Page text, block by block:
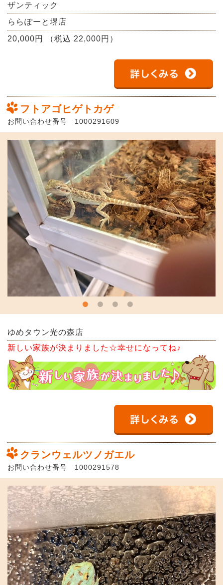
ザンティック
ららぽーと堺店
20,000円 （税込 22,000円）
フトアゴヒゲトカゲ
お問い合わせ番号 1000291609
ゆめタウン光の森店
新しい家族が決まりました☆幸せになってね♪
クランウェルツノガエル
お問い合わせ番号 1000291578